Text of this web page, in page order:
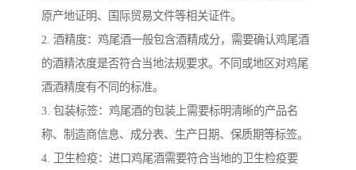
原产地证明、国际贸易文件等相关证件。
2. 酒精度：鸡尾酒一般包含酒精成分，需要确认鸡尾酒
的酒精浓度是否符合当地法规要求。不同或地区对鸡尾
酒酒精度有不同的标准。
3. 包装标签：鸡尾酒的包装上需要标明清晰的产品名
称、制造商信息、成分表、生产日期、保质期等标签。
4. 卫生检疫：进口鸡尾酒需要符合当地的卫生检疫要